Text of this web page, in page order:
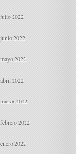
julio 2022
junio 2022
mayo 2022
abril 2022
marzo 2022
febrero 2022
enero 2022